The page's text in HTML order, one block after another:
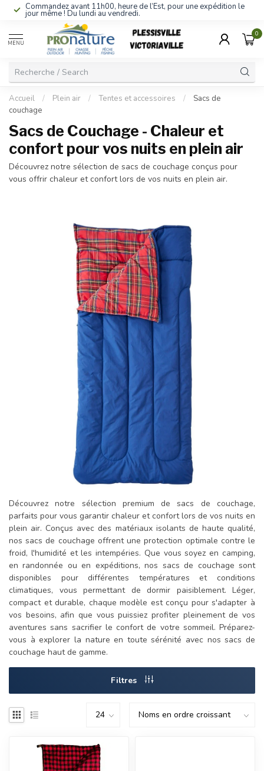
Commandez avant 11h00, heure de l’Est, pour une expédition le
jour même ! Du lundi au vendredi.
MENU
0
Accueil / Plein air / Tentes et accessoires /
Sacs de
couchage
Sacs de Couchage - Chaleur et
confort pour vos nuits en plein air
Découvrez notre sélection de sacs de couchage conçus pour
vous offrir chaleur et confort lors de vos nuits en plein air.
Découvrez notre sélection premium de sacs de couchage,
parfaits pour vous garantir chaleur et confort lors de vos nuits en
plein air. Conçus avec des matériaux isolants de haute qualité,
nos sacs de couchage offrent une protection optimale contre le
froid, l'humidité et les intempéries. Que vous soyez en camping,
en randonnée ou en expéditions, nos sacs de couchage sont
disponibles pour différentes températures et conditions
climatiques, vous permettant de dormir paisiblement. Léger,
compact et durable, chaque modèle est conçu pour s'adapter à
vos besoins, afin que vous puissiez profiter pleinement de vos
aventures sans sacrifier le confort de votre sommeil. Préparez-
vous à explorer la nature en toute sérénité avec nos sacs de
couchage haut de gamme.
Filtres